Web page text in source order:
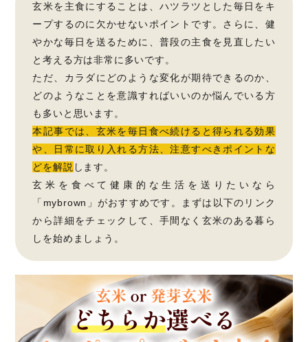
玄米を主食にすることは、ハツラツとした毎日をキ
ープするのに欠かせないポイントです。さらに、健
やかな毎日を送るために、普段の主食を見直したい
と考える方は非常に多いです。
ただ、カラダにどのような変化が期待できるのか、
どのようなことを意識すればいいのか悩んでいる方
も多いと思います。
本記事では、玄米を毎日食べ続けると得られる効果
や、日常に取り入れる方法、注意すべきポイントな
どを解説 します。
玄米を食べて健康的な生活を送りたいなら
「mybrown」がおすすめです。まずは以下のリンク
から詳細をチェックして、手間なく玄米のある暮ら
しを始めましょう。